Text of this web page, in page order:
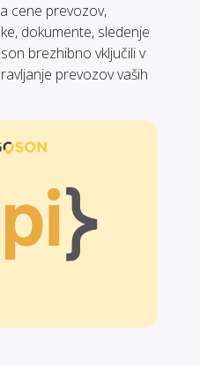
cene prevozov,
dokumente, sledenje
brezhibno vključili v
prevozov vaših